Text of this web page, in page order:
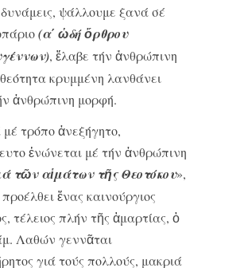
δυνάμεις, ψάλλουμε ξανά σέ
(α΄ ὠδή ὄρθρου
, ἔλαβε τήν ἀνθρώπινη
κρυμμένη λανθάνει
ἀνθρώπινη μορφή.
τρόπο ἀνεξήγητο,
ἑνώνεται μέ τήν ἀνθρώπινη
τῶν αἱμάτων τῆς Θεοτόκου»,
ἕνας καινούργιος
τέλειος πλήν τῆς ἁμαρτίας, ὁ
Λαθών γεννᾶται
γιά τούς πολλούς, μακριά